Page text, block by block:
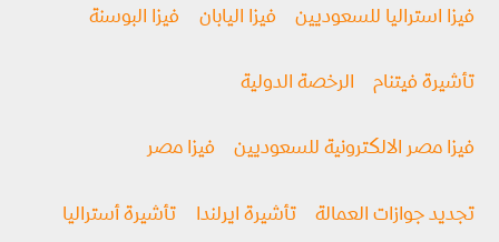
فيزا استراليا للسعوديين فيزا اليابان فيزا البوسنة
تأشيرة فيتنام الرخصة الدولية
فيزا مصر الالكترونية للسعوديين فيزا مصر
تجديد جوازات العمالة تأشيرة ايرلندا تأشيرة أستراليا